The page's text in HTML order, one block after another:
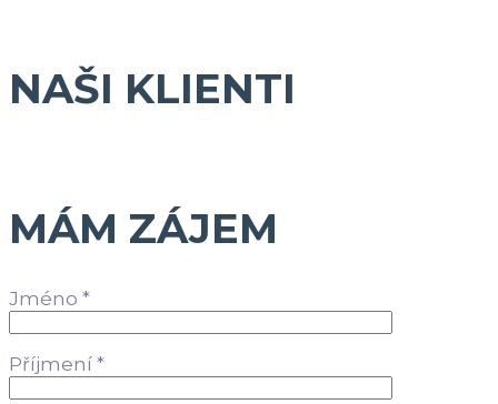
NAŠI KLIENTI
MÁM ZÁJEM
Jméno *
Příjmení *